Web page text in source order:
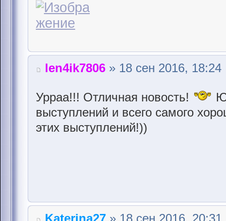
len4ik7806 » 18 сен 2016, 18:24
Урраа!!! Отличная новость!
выступлений и всего самого
этих выступлений!))